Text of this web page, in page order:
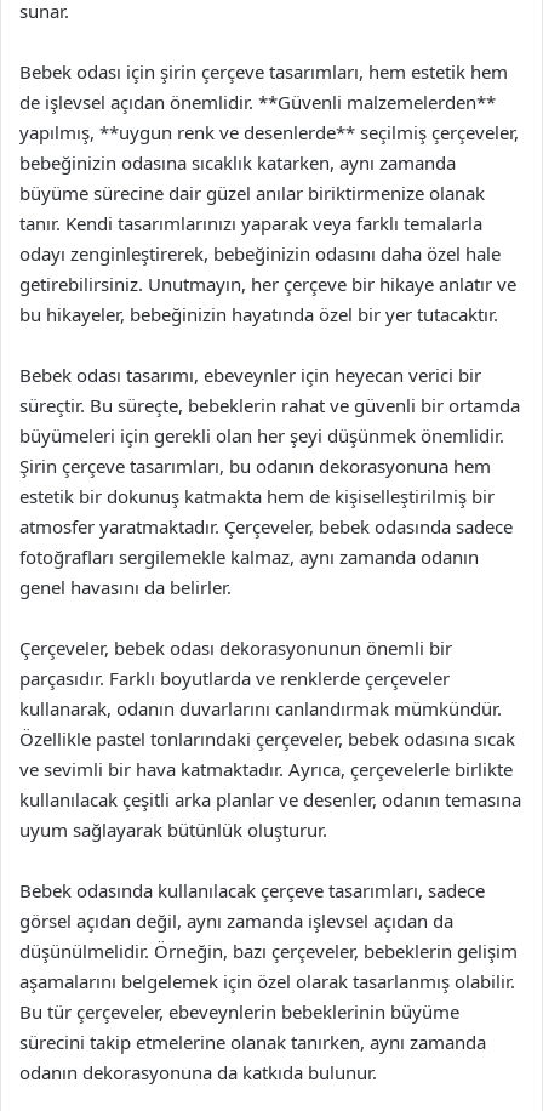
sunar.
Bebek odası için şirin çerçeve tasarımları, hem estetik hem
de işlevsel açıdan önemlidir. **Güvenli malzemelerden**
yapılmış, **uygun renk ve desenlerde** seçilmiş çerçeveler,
bebeğinizin odasına sıcaklık katarken, aynı zamanda
büyüme sürecine dair güzel anılar biriktirmenize olanak
tanır. Kendi tasarımlarınızı yaparak veya farklı temalarla
odayı zenginleştirerek, bebeğinizin odasını daha özel hale
getirebilirsiniz. Unutmayın, her çerçeve bir hikaye anlatır ve
bu hikayeler, bebeğinizin hayatında özel bir yer tutacaktır.
Bebek odası tasarımı, ebeveynler için heyecan verici bir
süreçtir. Bu süreçte, bebeklerin rahat ve güvenli bir ortamda
büyümeleri için gerekli olan her şeyi düşünmek önemlidir.
Şirin çerçeve tasarımları, bu odanın dekorasyonuna hem
estetik bir dokunuş katmakta hem de kişiselleştirilmiş bir
atmosfer yaratmaktadır. Çerçeveler, bebek odasında sadece
fotoğrafları sergilemekle kalmaz, aynı zamanda odanın
genel havasını da belirler.
Çerçeveler, bebek odası dekorasyonunun önemli bir
parçasıdır. Farklı boyutlarda ve renklerde çerçeveler
kullanarak, odanın duvarlarını canlandırmak mümkündür.
Özellikle pastel tonlarındaki çerçeveler, bebek odasına sıcak
ve sevimli bir hava katmaktadır. Ayrıca, çerçevelerle birlikte
kullanılacak çeşitli arka planlar ve desenler, odanın temasına
uyum sağlayarak bütünlük oluşturur.
Bebek odasında kullanılacak çerçeve tasarımları, sadece
görsel açıdan değil, aynı zamanda işlevsel açıdan da
düşünülmelidir. Örneğin, bazı çerçeveler, bebeklerin gelişim
aşamalarını belgelemek için özel olarak tasarlanmış olabilir.
Bu tür çerçeveler, ebeveynlerin bebeklerinin büyüme
sürecini takip etmelerine olanak tanırken, aynı zamanda
odanın dekorasyonuna da katkıda bulunur.